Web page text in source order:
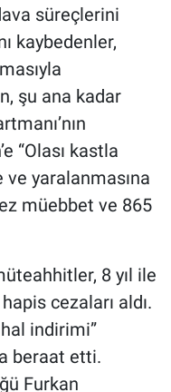
süreçlerini
kaybedenler,
şu ana kadar
“Olası kastla
yaralanmasına
müebbet ve 865
8 yıl ile
cezaları aldı.
indirimi”
beraat etti.
Furkan